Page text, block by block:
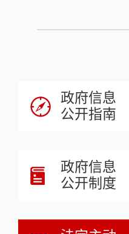
政府信息
公开指南
政府信息
公开制度